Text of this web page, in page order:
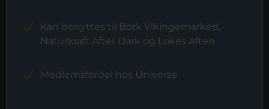
Kan benyttes til Bork Vikingemarked,
Naturkraft After Dark og Lokes Aften
Medlemsfordel hos Universe